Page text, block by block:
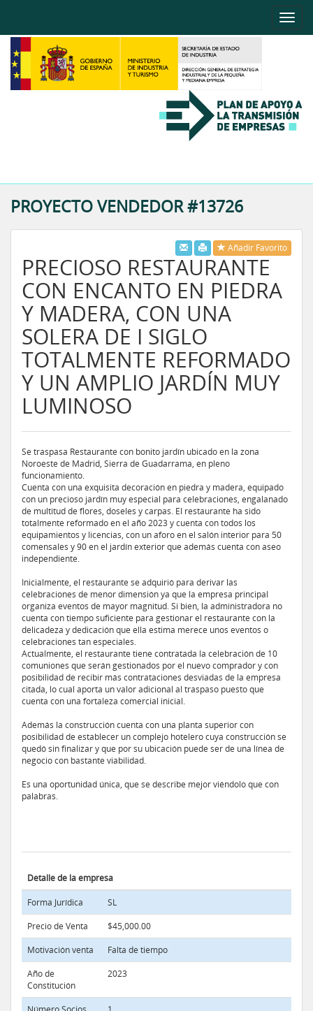
Toggle
PROYECTO VENDEDOR #13726
Añadir Favorito
PRECIOSO RESTAURANTE
CON ENCANTO EN PIEDRA
Y MADERA, CON UNA
SOLERA DE I SIGLO
TOTALMENTE REFORMADO
Y UN AMPLIO JARDÍN MUY
LUMINOSO
Se traspasa Restaurante con bonito jardín ubicado en la zona
Noroeste de Madrid, Sierra de Guadarrama, en pleno
funcionamiento.
Cuenta con una exquisita decoración en piedra y madera, equipado
con un precioso jardín muy especial para celebraciones, engalanado
de multitud de flores, doseles y carpas. El restaurante ha sido
totalmente reformado en el año 2023 y cuenta con todos los
equipamientos y licencias, con un aforo en el salón interior para 50
comensales y 90 en el jardín exterior que además cuenta con aseo
independiente.
Inicialmente, el restaurante se adquirió para derivar las
celebraciones de menor dimensión ya que la empresa principal
organiza eventos de mayor magnitud. Si bien, la administradora no
cuenta con tiempo suficiente para gestionar el restaurante con la
delicadeza y dedicación que ella estima merece unos eventos o
celebraciones tan especiales.
Actualmente, el restaurante tiene contratada la celebración de 10
comuniones que serán gestionados por el nuevo comprador y con
posibilidad de recibir más contrataciones desviadas de la empresa
citada, lo cual aporta un valor adicional al traspaso puesto que
cuenta con una fortaleza comercial inicial.
Además la construcción cuenta con una planta superior con
posibilidad de establecer un complejo hotelero cuya construcción se
quedó sin finalizar y que por su ubicación puede ser de una línea de
negocio con bastante viabilidad.
Es una oportunidad única, que se describe mejor viéndolo que con
palabras.
Detalle de la empresa
Forma Jurídica
SL
Precio de Venta
$45,000.00
Motivación venta
Falta de tiempo
Año de
Constitución
2023